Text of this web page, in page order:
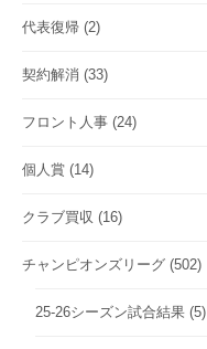
代表復帰 (2)
契約解消 (33)
フロント人事 (24)
個人賞 (14)
クラブ買収 (16)
チャンピオンズリーグ (502)
25-26シーズン試合結果 (5)